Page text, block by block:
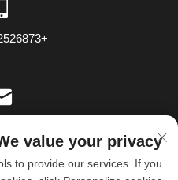
+86-18352526873
value your privacy
to provide our services. If you